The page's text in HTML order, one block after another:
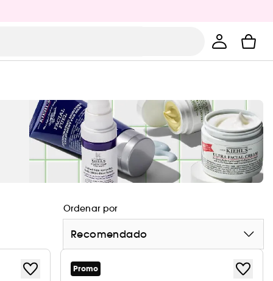
Ordenar por
Recomendado
Promo